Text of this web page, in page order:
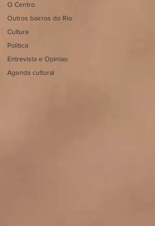
O Centro
Outros bairros do Rio
Cultura
Politica
Entrevista e Opiniao
Agenda cultural